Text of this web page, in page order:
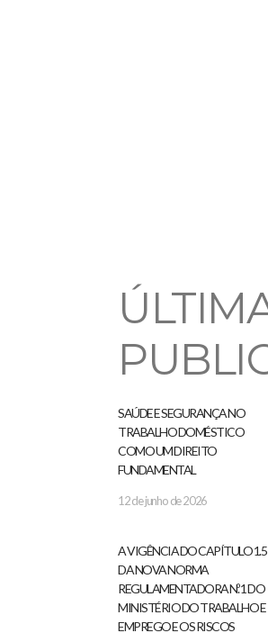
SAÚDE E SEGURANÇA NO
TRABALHO DOMÉSTICO
COMO UM DIREITO
FUNDAMENTAL
12 de junho de 2026
A VIGÊNCIA DO CAPÍTULO 1.5
DA NOVA NORMA
REGULAMENTADORA N.º 1 DO
MINISTÉRIO DO TRABALHO E
EMPREGO E OS RISCOS